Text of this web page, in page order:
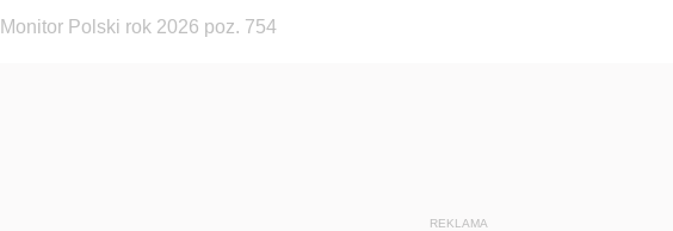
Monitor Polski rok 2026 poz. 754
REKLAMA